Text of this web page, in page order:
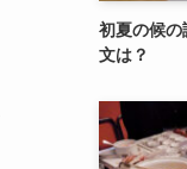
初夏の候の
文は？